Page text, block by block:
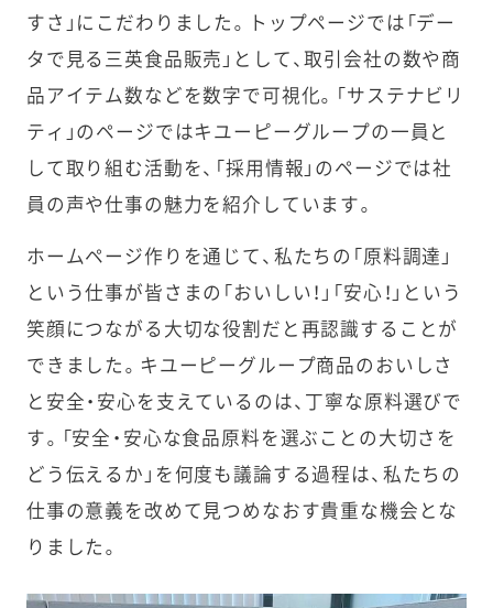
すさ」にこだわりました。トップページでは「デー
タで見る三英食品販売」として、取引会社の数や商
品アイテム数などを数字で可視化。「サステナビリ
ティ」のページではキユーピーグループの一員と
して取り組む活動を、「採用情報」のページでは社
員の声や仕事の魅力を紹介しています。
ホームページ作りを通じて、私たちの「原料調達」
という仕事が皆さまの「おいしい！」「安心！」という
笑顔につながる大切な役割だと再認識することが
できました。キユーピーグループ商品のおいしさ
と安全・安心を支えているのは、丁寧な原料選びで
す。「安全・安心な食品原料を選ぶことの大切さを
どう伝えるか」を何度も議論する過程は、私たちの
仕事の意義を改めて見つめなおす貴重な機会とな
りました。